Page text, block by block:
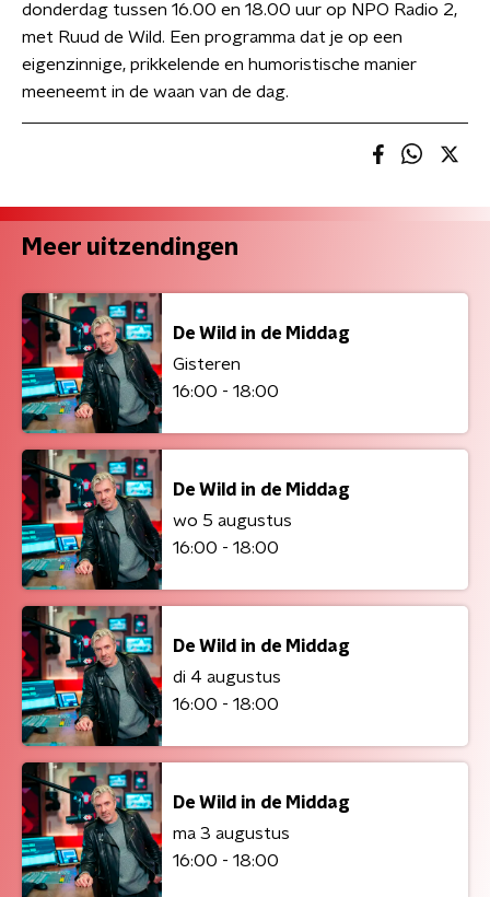
donderdag tussen 16.00 en 18.00 uur op NPO Radio 2,
met Ruud de Wild. Een programma dat je op een
eigenzinnige, prikkelende en humoristische manier
meeneemt in de waan van de dag.
Meer uitzendingen
De Wild in de Middag
Gisteren
16:00 - 18:00
De Wild in de Middag
wo 5 augustus
16:00 - 18:00
De Wild in de Middag
di 4 augustus
16:00 - 18:00
De Wild in de Middag
ma 3 augustus
16:00 - 18:00